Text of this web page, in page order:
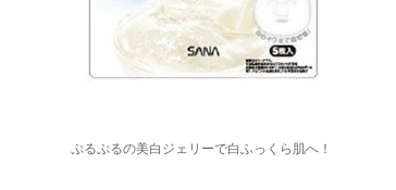
ぷるぷるの美白ジェリーで白ふっくら肌へ！